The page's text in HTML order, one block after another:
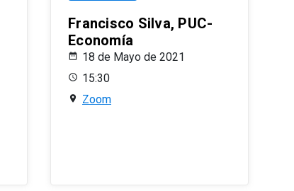
Francisco Silva, PUC-
Economía
18 de Mayo de 2021
15:30
Zoom